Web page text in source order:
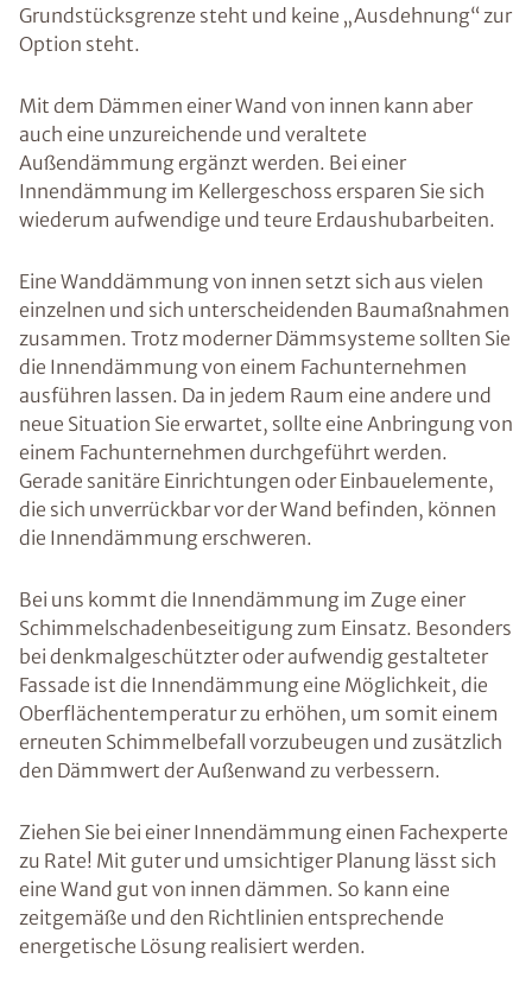
Grundstücksgrenze steht und keine „Ausdehnung“ zur
Option steht.
Mit dem Dämmen einer Wand von innen kann aber
auch eine unzureichende und veraltete
Außendämmung ergänzt werden. Bei einer
Innendämmung im Kellergeschoss ersparen Sie sich
wiederum aufwendige und teure Erdaushubarbeiten.
Eine Wanddämmung von innen setzt sich aus vielen
einzelnen und sich unterscheidenden Baumaßnahmen
zusammen. Trotz moderner Dämmsysteme sollten Sie
die Innendämmung von einem Fachunternehmen
ausführen lassen. Da in jedem Raum eine andere und
neue Situation Sie erwartet, sollte eine Anbringung von
einem Fachunternehmen durchgeführt werden.
Gerade sanitäre Einrichtungen oder Einbauelemente,
die sich unverrückbar vor der Wand befinden, können
die Innendämmung erschweren.
Bei uns kommt die Innendämmung im Zuge einer
Schimmelschadenbeseitigung zum Einsatz. Besonders
bei denkmalgeschützter oder aufwendig gestalteter
Fassade ist die Innendämmung eine Möglichkeit, die
Oberflächentemperatur zu erhöhen, um somit einem
erneuten Schimmelbefall vorzubeugen und zusätzlich
den Dämmwert der Außenwand zu verbessern.
Ziehen Sie bei einer Innendämmung einen Fachexperte
zu Rate! Mit guter und umsichtiger Planung lässt sich
eine Wand gut von innen dämmen. So kann eine
zeitgemäße und den Richtlinien entsprechende
energetische Lösung realisiert werden.